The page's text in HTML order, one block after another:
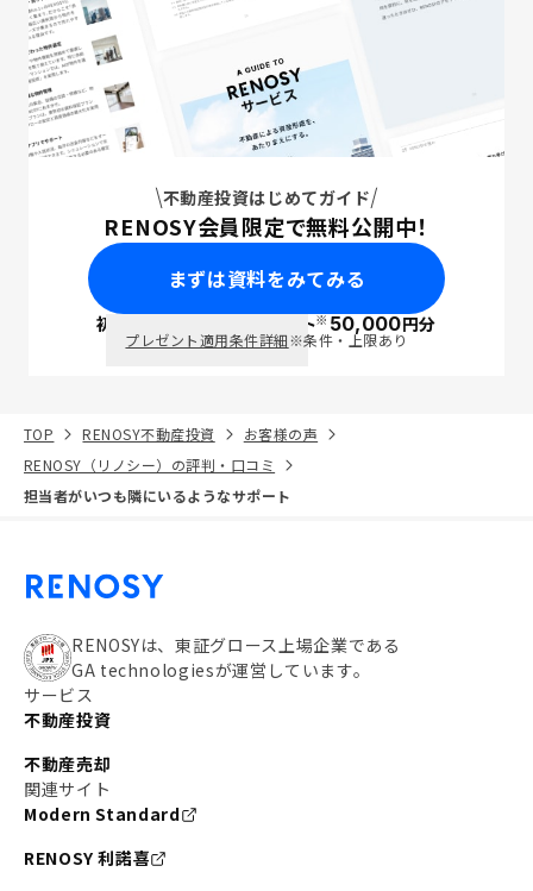
不動産投資はじめてガイド
RENOSY会員限定で無料公開中！
まずは資料をみてみる
初回面談で ポイント※50,000円分
プレゼント適用条件詳細※条件・上限あり
TOP RENOSY不動産投資
お客様の声
RENOSY（リノシー）の評判・口コミ
担当者がいつも隣にいるようなサポート
RENOSYは、東証グロース上場企業である
GA technologiesが運営しています。
サービス
不動産投資
不動産売却
関連サイト
Modern Standard
RENOSY 利諾喜